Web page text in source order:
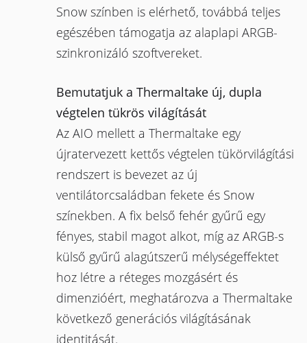
Snow színben is elérhető, továbbá teljes
egészében támogatja az alaplapi ARGB-
szinkronizáló szoftvereket.
Bemutatjuk a Thermaltake új, dupla
végtelen tükrös világítását
Az AIO mellett a Thermaltake egy
újratervezett kettős végtelen tükörvilágítási
rendszert is bevezet az új
ventilátorcsaládban fekete és Snow
színekben. A fix belső fehér gyűrű egy
fényes, stabil magot alkot, míg az ARGB-s
külső gyűrű alagútszerű mélységeffektet
hoz létre a réteges mozgásért és
dimenzióért, meghatározva a Thermaltake
következő generációs világításának
identitását.